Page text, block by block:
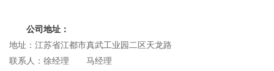
公司地址：
地址：江苏省江都市真武工业园二区天龙路
联系人：徐经理 马经理